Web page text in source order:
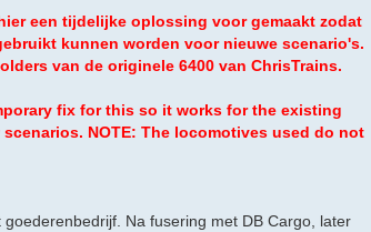
een tijdelijke oplossing voor gemaakt zodat
kunnen worden voor nieuwe scenario's.
van de originele 6400 van ChrisTrains.
fix for this so it works for the existing
NOTE: The locomotives used do not
Na fusering met DB Cargo, later